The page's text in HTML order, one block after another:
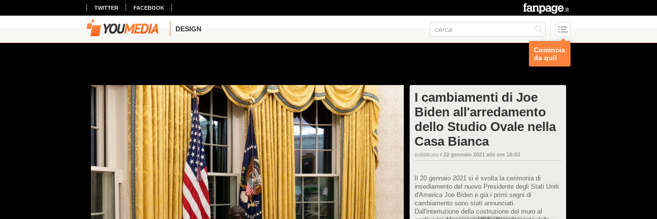
TWITTER FACEBOOK
DESIGN
Comincia
da qui!
I cambiamenti di Joe
Biden all'arredamento
dello Studio Ovale nella
Casa Bianca
pubblicato il 22 gennaio 2021 alle ore 18:02
Il 20 gennaio 2021 si è svolta la cerimonia di
insediamento del nuovo Presidente degli Stati Uniti
d'America Joe Biden e già i primi segni di
cambiamento sono stati annunciati.
Dall'interruzione della costruzione del muro al